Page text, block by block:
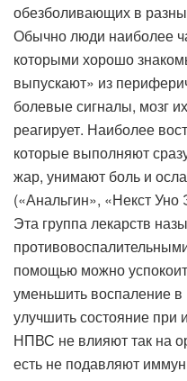
обезболивающих в
Обычно люди наиболее
которыми хорошо
выпускают» из
болевые сигналы, мозг
реагирует. Наиболее
которые выполняют
жар, унимают боль и
(«Анальгин», «Некст
Эта группа лекарств
помощью можно
уменьшить воспаление
улучшить состояние
НПВС не влияют так на
есть не подавляют